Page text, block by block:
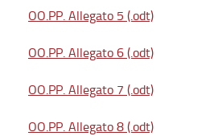
OO.PP. Allegato 5 (.odt)
OO.PP. Allegato 6 (.odt)
OO.PP. Allegato 7 (.odt)
OO.PP. Allegato 8 (.odt)